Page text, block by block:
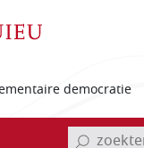
democratie
invoerveld